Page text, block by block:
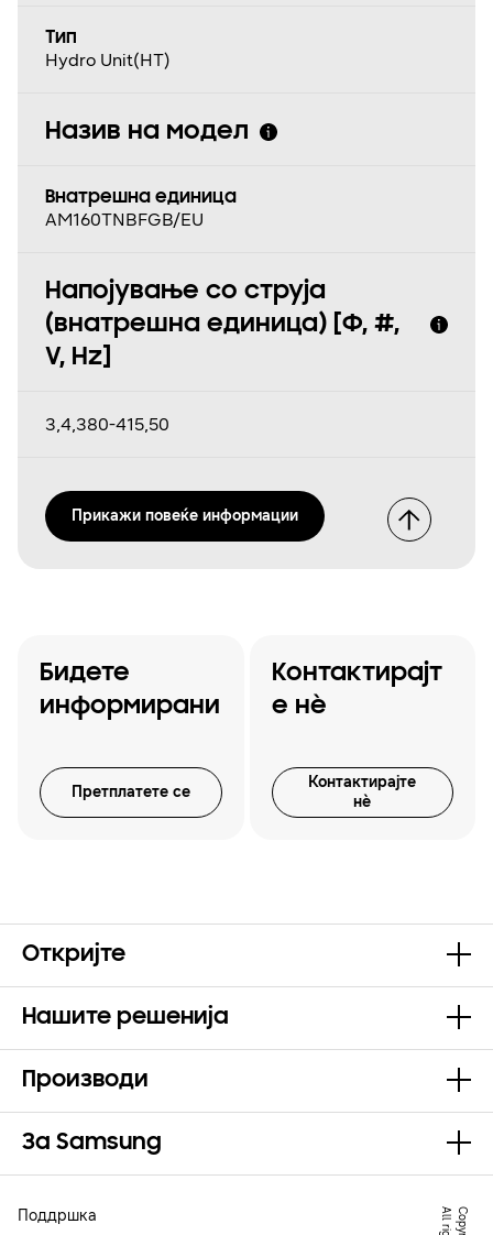
Tип
Hydro Unit(HT)
Назив на модел
Внатрешна единица
AM160TNBFGB/EU
Напојување со струја
(внатрешна единица) [Φ, #,
V, Hz]
3,4,380-415,50
Прикажи повеќе информации
Бидете
информирани
Претплатете се
Контактирајт
е нѐ
Контактирајте
нѐ
Откријте
Нашите решенија
Производи
За Samsung
Поддршка